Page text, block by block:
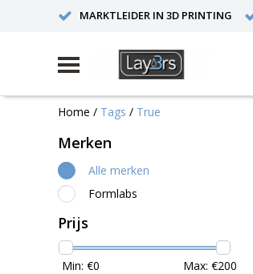
MARKTLEIDER IN 3D PRINTING
Home / Tags / True
Merken
Alle merken
Formlabs
Prijs
Min: €0 Max: €200